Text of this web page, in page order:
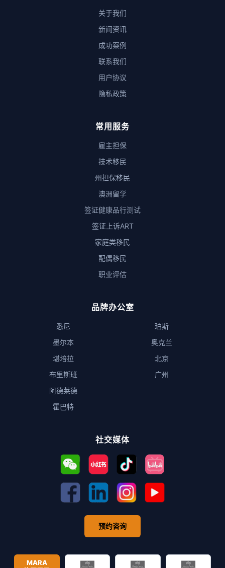
关于我们
新闻资讯
成功案例
联系我们
用户协议
隐私政策
常用服务
雇主担保
技术移民
州担保移民
澳洲留学
签证健康品行测试
签证上诉ART
家庭类移民
配偶移民
职业评估
品牌办公室
悉尼
墨尔本
堪培拉
布里斯班
阿德莱德
霍巴特
珀斯
奥克兰
北京
广州
社交媒体
预约咨询
MARA